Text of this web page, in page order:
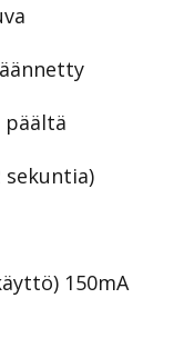
päältä
sekuntia)
150mA